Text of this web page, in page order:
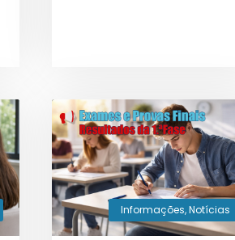
Informações,Notícias